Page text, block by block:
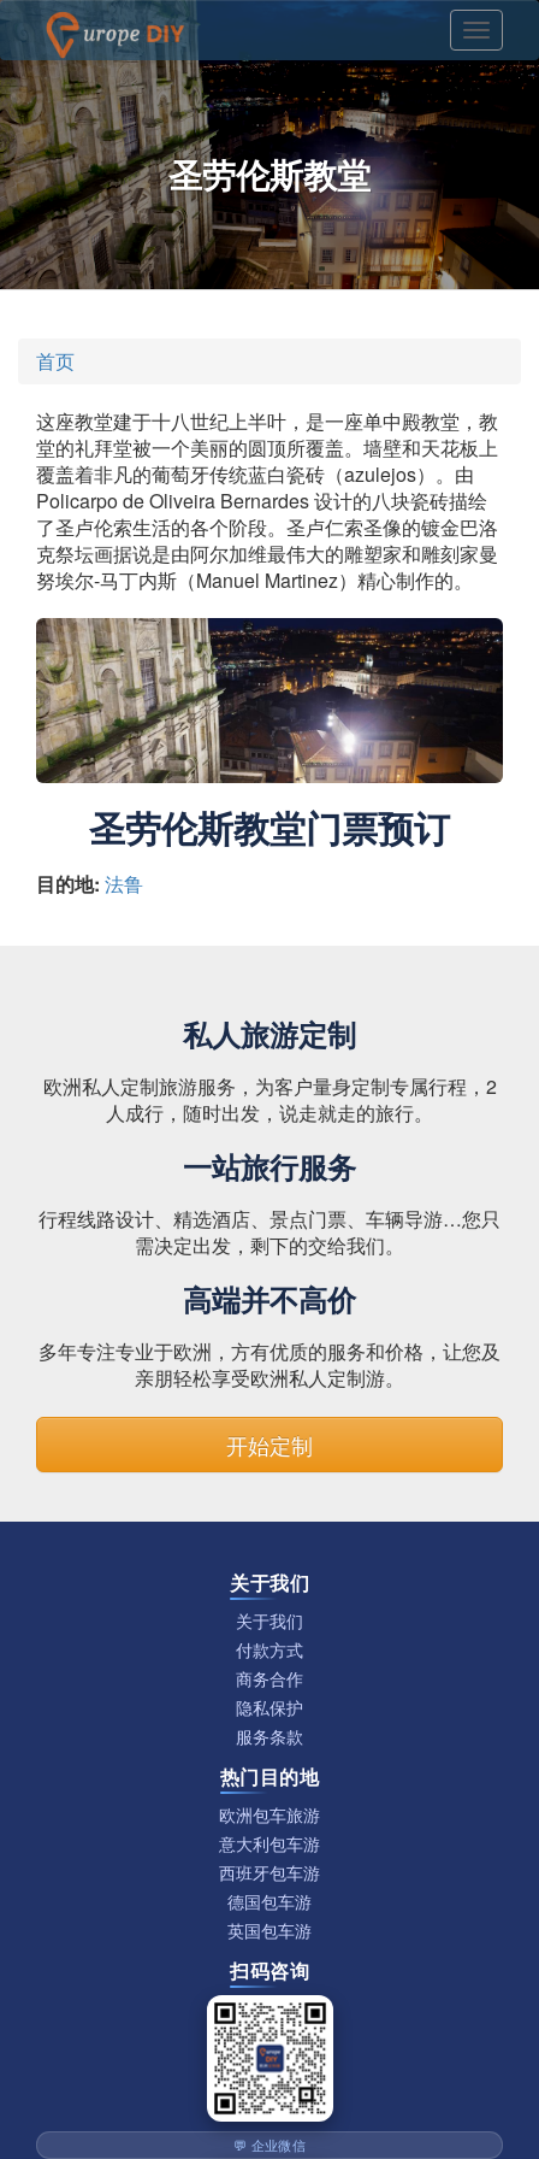
圣劳伦斯教堂
首页
这座教堂建于十八世纪上半叶，是一座单中殿教堂，教
堂的礼拜堂被一个美丽的圆顶所覆盖。墙壁和天花板上
覆盖着非凡的葡萄牙传统蓝白瓷砖（azulejos）。由
Policarpo de Oliveira Bernardes 设计的八块瓷砖描绘
了圣卢伦索生活的各个阶段。圣卢仁索圣像的镀金巴洛
克祭坛画据说是由阿尔加维最伟大的雕塑家和雕刻家曼
努埃尔-马丁内斯（Manuel Martinez）精心制作的。
圣劳伦斯教堂门票预订
目的地: 法鲁
私人旅游定制
欧洲私人定制旅游服务，为客户量身定制专属行程，2
人成行，随时出发，说走就走的旅行。
一站旅行服务
行程线路设计、精选酒店、景点门票、车辆导游…您只
需决定出发，剩下的交给我们。
高端并不高价
多年专注专业于欧洲，方有优质的服务和价格，让您及
亲朋轻松享受欧洲私人定制游。
开始定制
关于我们
关于我们
付款方式
商务合作
隐私保护
服务条款
热门目的地
欧洲包车旅游
意大利包车游
西班牙包车游
德国包车游
英国包车游
扫码咨询
💬 企业微信